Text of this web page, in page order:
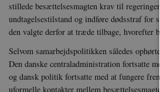
stillede besættelsesmagten krav til
undtagelsestilstand og indføre dødsstraf for
den valgte derfor at træde tilbage, hvorefter
Selvom samarbejdspolitikken således
Den danske centraladministration fortsatte
og dansk politik fortsatte med at fungere
uformelle kontakter mellem